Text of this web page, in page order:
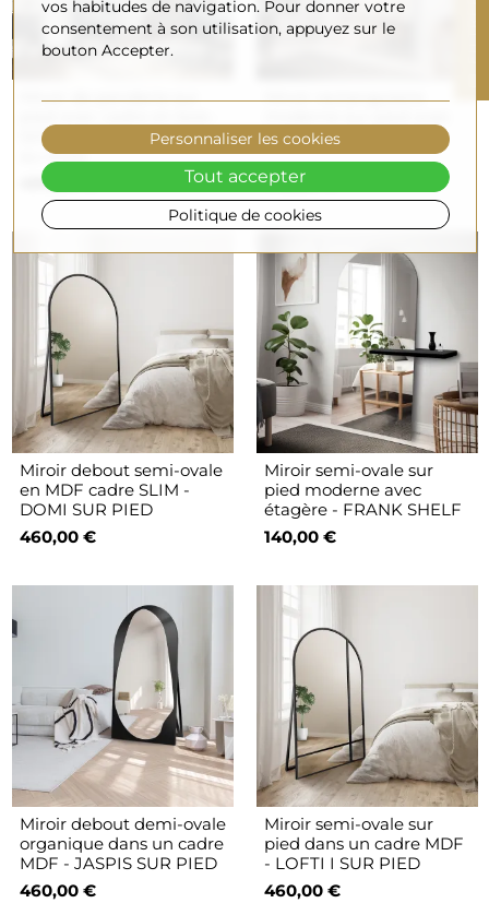
Miroir de penderie sur
5201 - couleur du cadre
au choix
490,00 €
Miroir rectangulaire
étagère - AGIS SHELF
140,00 €
Miroir debout semi-ovale
en MDF cadre SLIM -
DOMI SUR PIED
460,00 €
Miroir semi-ovale sur
pied moderne avec
étagère - FRANK SHELF
140,00 €
Miroir debout demi-ovale
organique dans un cadre
MDF - JASPIS SUR PIED
460,00 €
Miroir semi-ovale sur
pied dans un cadre MDF
- LOFTI I SUR PIED
460,00 €
vos habitudes de navigation. Pour donner votre
consentement à son utilisation, appuyez sur le
bouton Accepter.
Politique de cookies
Personnaliser les cookies
Tout accepter